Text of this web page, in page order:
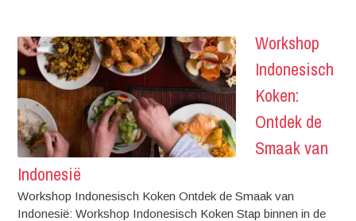
Workshop
Indonesisch
Koken:
Ontdek de
Smaak van
Indonesië
Workshop Indonesisch Koken Ontdek de Smaak van
Indonesië: Workshop Indonesisch Koken Stap binnen in de